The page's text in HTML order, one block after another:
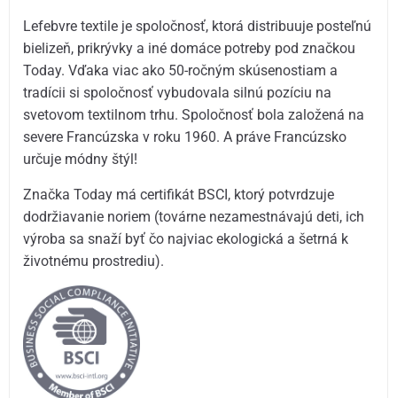
Lefebvre textile je spoločnosť, ktorá distribuuje posteľnú
bielizeň, prikrývky a iné domáce potreby pod značkou
Today. Vďaka viac ako 50-ročným skúsenostiam a
tradícii si spoločnosť vybudovala silnú pozíciu na
svetovom textilnom trhu. Spoločnosť bola založená na
severe Francúzska v roku 1960. A práve Francúzsko
určuje módny štýl!
Značka Today má certifikát BSCI, ktorý potvrdzuje
dodržiavanie noriem (továrne nezamestnávajú deti, ich
výroba sa snaží byť čo najviac ekologická a šetrná k
životnému prostrediu).